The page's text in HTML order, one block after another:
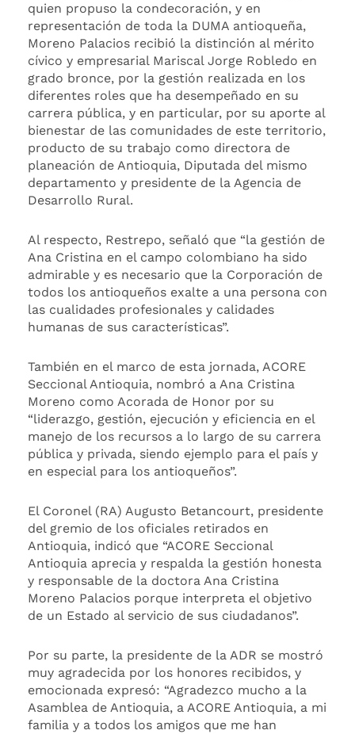
quien propuso la condecoración, y en
representación de toda la DUMA antioqueña,
Moreno Palacios recibió la distinción al mérito
cívico y empresarial Mariscal Jorge Robledo en
grado bronce, por la gestión realizada en los
diferentes roles que ha desempeñado en su
carrera pública, y en particular, por su aporte al
bienestar de las comunidades de este territorio,
producto de su trabajo como directora de
planeación de Antioquia, Diputada del mismo
departamento y presidente de la Agencia de
Desarrollo Rural.
Al respecto, Restrepo, señaló que “la gestión de
Ana Cristina en el campo colombiano ha sido
admirable y es necesario que la Corporación de
todos los antioqueños exalte a una persona con
las cualidades profesionales y calidades
humanas de sus características”.
También en el marco de esta jornada, ACORE
Seccional Antioquia, nombró a Ana Cristina
Moreno como Acorada de Honor por su
“liderazgo, gestión, ejecución y eficiencia en el
manejo de los recursos a lo largo de su carrera
pública y privada, siendo ejemplo para el país y
en especial para los antioqueños”.
El Coronel (RA) Augusto Betancourt, presidente
del gremio de los oficiales retirados en
Antioquia, indicó que “ACORE Seccional
Antioquia aprecia y respalda la gestión honesta
y responsable de la doctora Ana Cristina
Moreno Palacios porque interpreta el objetivo
de un Estado al servicio de sus ciudadanos”.
Por su parte, la presidente de la ADR se mostró
muy agradecida por los honores recibidos, y
emocionada expresó: “Agradezco mucho a la
Asamblea de Antioquia, a ACORE Antioquia, a mi
familia y a todos los amigos que me han